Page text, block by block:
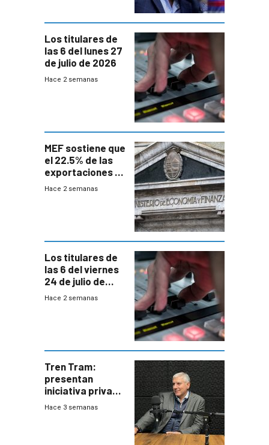
Los titulares de
las 6 del lunes 27
de julio de 2026
Hace 2 semanas
MEF sostiene que
el 22.5% de las
exportaciones a
EE.UU se verán
Hace 2 semanas
Los titulares de
las 6 del viernes
24 de julio de
2026
Hace 2 semanas
Tren Tram:
presentan
iniciativa privada
para una red de
Hace 3 semanas